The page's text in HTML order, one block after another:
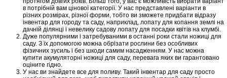
в потрібній вам цінової категорії. У нас представлені варіанти в
різних розмірах, різної форми, тобто ви зможете придбати відразу
інвентар для городу та саду, наприклад, лопату для копання землі на
дачній ділянці і невелику садову лопату для посадки квітів на клумбі.
Дуже популярними і затребуваними в останні роки стали ножиці для
саду. З їх допомогою можна обрізати рослини без особливих
фізичних зусиль і без шкоди самим насадженням. У нас можна
купити акумуляторні ножиці для саду, перевага яких ви гарантовано
оціните гідно.
У нас ви знайдете все для поливу. Такий інвентар для саду просто